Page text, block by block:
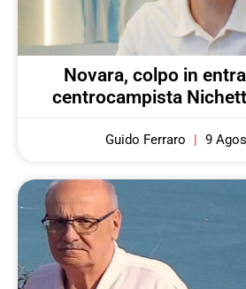
Novara, colpo in
centrocampista
Guido Ferraro 9